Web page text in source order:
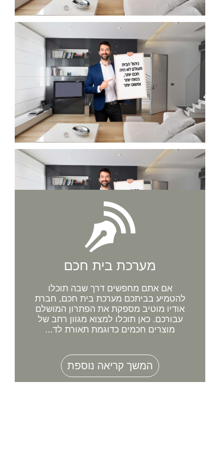
מערכת בית חכם
אם אתם מחפשים דרך שבה תוכלו
להטמיע בביתכם מערכת בית חכם, חברת
אודיו מוטיב מספקת את הפתרון המושלם
עבורכם. כאן תוכלו למצוא מגוון רחב של
מוצרים חכמים כדוגמת תאורת לד...
המשך קריאה נוספת